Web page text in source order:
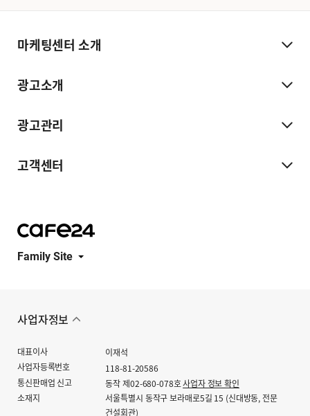
마케팅센터 소개
광고소개
광고관리
고객센터
Family Site
사업자정보
대표이사
이재석
사업자등록번호
118-81-20586
통신판매업 신고
동작 제02-680-078호사업자 정보 확인
소재지
서울특별시 동작구 보라매로5길 15 (신대방동, 전문
건설회관)